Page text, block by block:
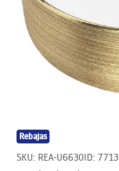
Rebajas
SKU: REA-U6630ID: 7713